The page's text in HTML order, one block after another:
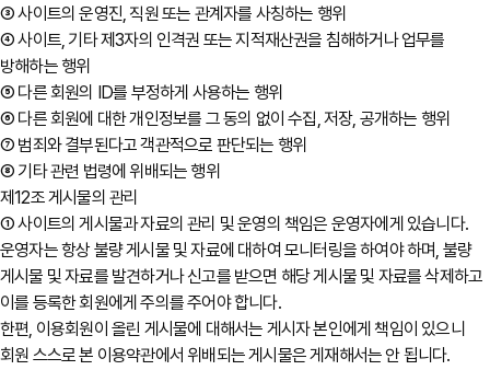
③ 사이트의 운영진, 직원 또는 관계자를 사칭하는 행위
④ 사이트, 기타 제3자의 인격권 또는 지적재산권을 침해하거나 업무를
방해하는 행위
⑤ 다른 회원의 ID를 부정하게 사용하는 행위
⑥ 다른 회원에 대한 개인정보를 그 동의 없이 수집, 저장, 공개하는 행위
⑦ 범죄와 결부된다고 객관적으로 판단되는 행위
⑧ 기타 관련 법령에 위배되는 행위
제12조 게시물의 관리
① 사이트의 게시물과 자료의 관리 및 운영의 책임은 운영자에게 있습니다.
운영자는 항상 불량 게시물 및 자료에 대하여 모니터링을 하여야 하며, 불량
게시물 및 자료를 발견하거나 신고를 받으면 해당 게시물 및 자료를 삭제하고
이를 등록한 회원에게 주의를 주어야 합니다.
한편, 이용회원이 올린 게시물에 대해서는 게시자 본인에게 책임이 있으니
회원 스스로 본 이용약관에서 위배되는 게시물은 게재해서는 안 됩니다.